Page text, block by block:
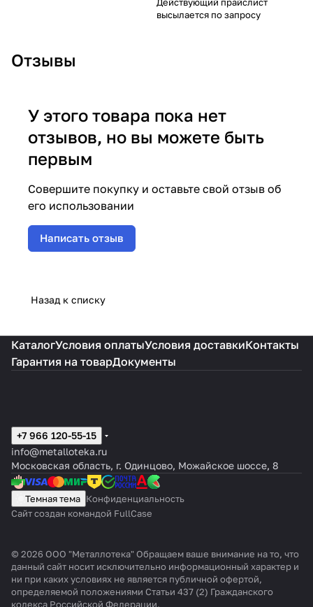
высылается по запросу
Отзывы
У этого товара пока нет
отзывов, но вы можете быть
первым
Совершите покупку и оставьте свой отзыв об
его использовании
Написать отзыв
Назад к списку
КаталогУсловия оплатыУсловия доставкиКонтакты
Гарантия на товарДокументы
+7 966 120-55-15
info@metalloteka.ru
Московская область, г. Одинцово, Можайское шоссе, 8
Темная тема Конфиденциальность
Сайт создан командой FullCase
© 2026 ООО "Металлотека" Обращаем ваше внимание на то, что
данный сайт носит исключительно информационный характер и
ни при каких условиях не является публичной офертой,
определяемой положениями Статьи 437 (2) Гражданского
кодекса Российской Федерации.